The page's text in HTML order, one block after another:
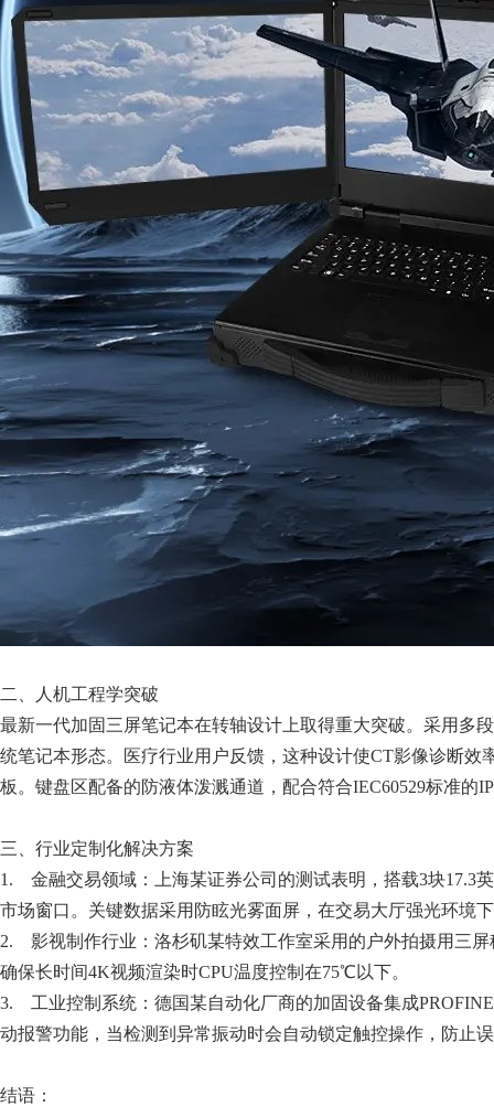
二、人机工程学突破
最新一代加固三屏笔记本在转轴设计上取得重大突破。采用多
统笔记本形态。医疗行业用户反馈，这种设计使CT影像诊断
板。键盘区配备的防液体泼溅通道，配合符合IEC60529标准的
三、行业定制化解决方案
1. 金融交易领域：上海某证券公司的测试表明，搭载3块17.3
市场窗口。关键数据采用防眩光雾面屏，在交易大厅强光环境
2. 影视制作行业：洛杉矶某特效工作室采用的户外拍摄用三
确保长时间4K视频渲染时CPU温度控制在75℃以下。
3. 工业控制系统：德国某自动化厂商的加固设备集成
动报警功能，当检测到异常振动时会自动锁定触控操作，防止
结语：